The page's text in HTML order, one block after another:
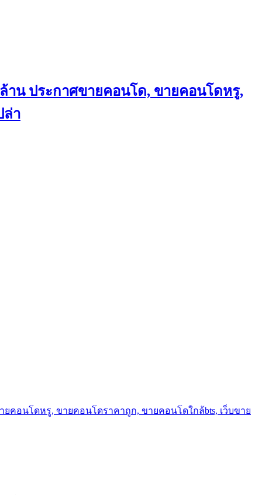
าน ประกาศขายคอนโด, ขายคอนโดหรู,
ล่า
คอนโดหรู, ขายคอนโดราคาถูก, ขายคอนโดใกล้bts, เว็บขาย